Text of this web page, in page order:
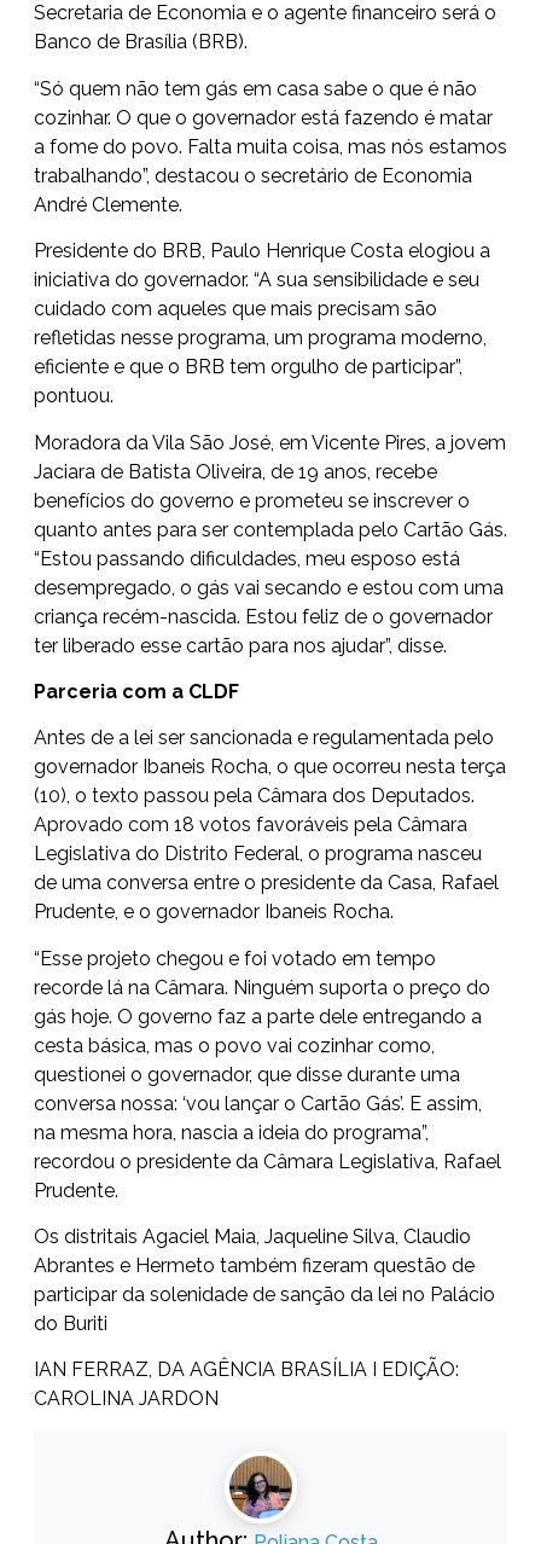
Secretaria de Economia e o agente financeiro será o
Banco de Brasília (BRB).
“Só quem não tem gás em casa sabe o que é não
cozinhar. O que o governador está fazendo é matar
a fome do povo. Falta muita coisa, mas nós estamos
trabalhando”, destacou o secretário de Economia
André Clemente.
Presidente do BRB, Paulo Henrique Costa elogiou a
iniciativa do governador. “A sua sensibilidade e seu
cuidado com aqueles que mais precisam são
refletidas nesse programa, um programa moderno,
eficiente e que o BRB tem orgulho de participar”,
pontuou.
Moradora da Vila São José, em Vicente Pires, a jovem
Jaciara de Batista Oliveira, de 19 anos, recebe
benefícios do governo e prometeu se inscrever o
quanto antes para ser contemplada pelo Cartão Gás.
“Estou passando dificuldades, meu esposo está
desempregado, o gás vai secando e estou com uma
criança recém-nascida. Estou feliz de o governador
ter liberado esse cartão para nos ajudar”, disse.
Parceria com a CLDF
Antes de a lei ser sancionada e regulamentada pelo
governador Ibaneis Rocha, o que ocorreu nesta terça
(10), o texto passou pela Câmara dos Deputados.
Aprovado com 18 votos favoráveis pela Câmara
Legislativa do Distrito Federal, o programa nasceu
de uma conversa entre o presidente da Casa, Rafael
Prudente, e o governador Ibaneis Rocha.
“Esse projeto chegou e foi votado em tempo
recorde lá na Câmara. Ninguém suporta o preço do
gás hoje. O governo faz a parte dele entregando a
cesta básica, mas o povo vai cozinhar como,
questionei o governador, que disse durante uma
conversa nossa: ‘vou lançar o Cartão Gás’. E assim,
na mesma hora, nascia a ideia do programa”,
recordou o presidente da Câmara Legislativa, Rafael
Prudente.
Os distritais Agaciel Maia, Jaqueline Silva, Claudio
Abrantes e Hermeto também fizeram questão de
participar da solenidade de sanção da lei no Palácio
do Buriti
IAN FERRAZ, DA AGÊNCIA BRASÍLIA I EDIÇÃO:
CAROLINA JARDON